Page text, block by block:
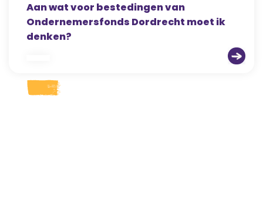
Aan wat voor bestedingen van
Ondernemersfonds Dordrecht moet ik
denken?